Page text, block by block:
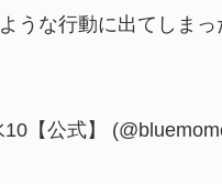
うな行動に出てしまっ
【公式】